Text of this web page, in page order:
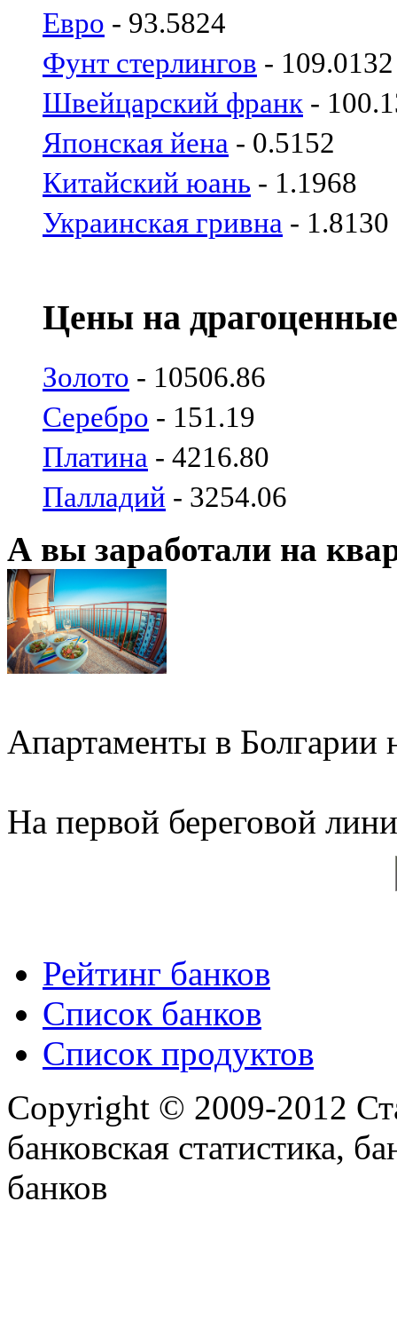
Евро - 93.5824
Фунт стерлингов - 109.0132
Швейцарский франк -
Японская йена - 0.5152
Китайский юань - 1.1968
Украинская гривна - 1.8130
Цены на
Золото - 10506.86
Серебро - 151.19
Платина - 4216.80
Палладий - 3254.06
А вы заработали на
Апартаменты в Болгарии
На первой береговой
Рейтинг банков
Список банков
Список продуктов
Copyright © 2009-2012
банковская статистика,
банков